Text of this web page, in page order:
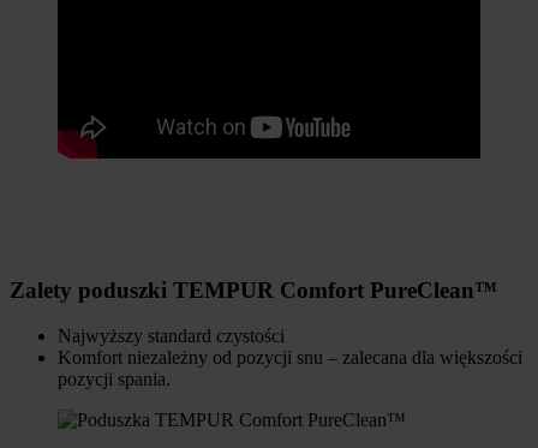
Zalety poduszki TEMPUR Comfort PureClean™
Najwyższy standard czystości
Komfort niezależny od pozycji snu – zalecana dla większości
pozycji spania.